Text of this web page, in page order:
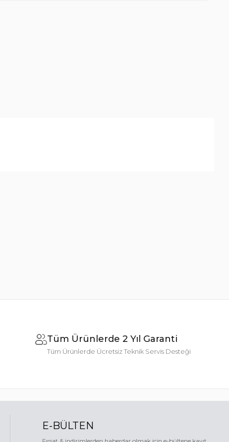
Tüm Ürünlerde 2 Yıl Garanti
Tüm Ürünlerde Ücretsiz Teknik Servis Desteği
E-BÜLTEN